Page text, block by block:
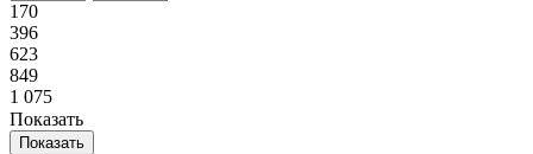
170
396
623
849
1 075
Показать
Показать